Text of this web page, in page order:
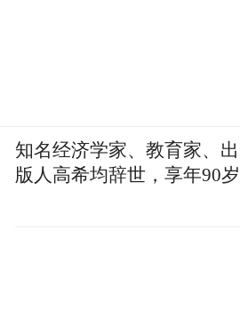
知名经济学家、教育家、出
版人高希均辞世，享年90岁